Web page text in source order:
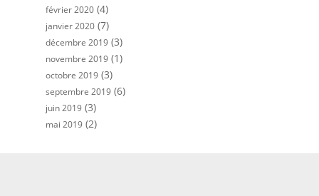
février 2020 (4)
janvier 2020 (7)
décembre 2019 (3)
novembre 2019 (1)
octobre 2019 (3)
septembre 2019 (6)
juin 2019 (3)
mai 2019 (2)